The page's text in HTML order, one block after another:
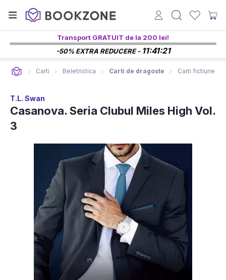
Transport GRATUIT de la 200 lei!
-50% EXTRA REDUCERE - 11:41:19
Carti Beletristica Carti de dragoste Carti fictiune
T.L. Swan
Casanova. Seria Clubul Miles High Vol.
3